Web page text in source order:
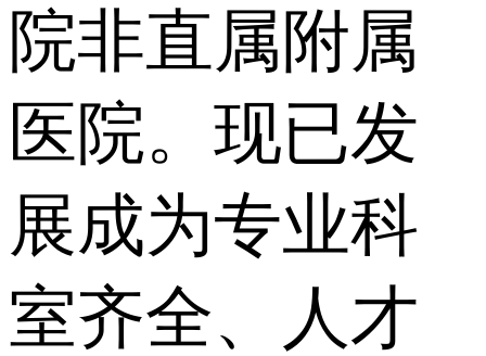
院非直属附属
医院。现已发
展成为专业科
室齐全、人才